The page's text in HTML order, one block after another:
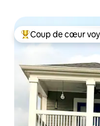
Coups de cœur
Coup de cœur